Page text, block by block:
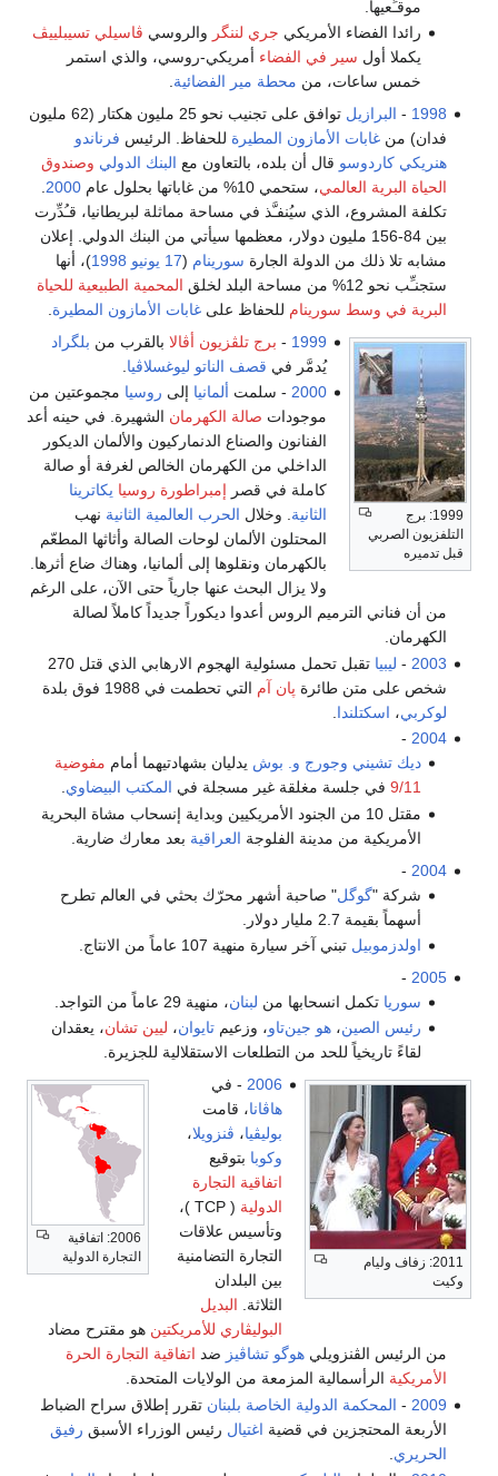
الأمريكيجري لننگروالروسيڤاسيلي تسيبلييڤ
سير في الفضاء أمريكي-روسي، والذي استمر
محطة مير الفضائية
توافق على تجنيب نحو 25 مليون هكتار (62 مليون
الأمازون المطيرةللحفاظ. الرئيسفرناندو
قال أن بلده، بالتعاون معالبنك الدولي وصندوق
العالمي، ستحمي 10% من غاباتها بحلول عام 2000
.
الذي سيُنفـَّذ في مساحة مماثلة لبريطانيا، قـُدِّرت
بين 84-156 مليون دولار، معظمها سيأتي من البنك الدولي. إعلان
من الدولة الجارةسورينام(17 يونيو 1998 )، أنها
المحمية الطبيعية للحياة
سورينامللحفاظ علىغابات الأمازون المطيرة.
1999
-برج تلڤزيون أڤالابالقرب منبلگراد
يُدمَّر في قصف الناتو ليوغسلاڤيا.
2000- سلمتألمانياإلى روسيامجموعتين من
موجوداتصالة الكهرمانالشهيرة. في حينه أعد
الفنانون والصناع الدنماركيون والألمان الديكور
الداخلي من الكهرمان الخالص لغرفة أو صالة
كاملة في قصر إمبراطورة روسيا يكاترينا
الثانية. وخلالالحرب العالمية الثانيةنهب
المحتلون الألمان لوحات الصالة وأثاثها المطعّم
بالكهرمان ونقلوها إلى ألمانيا، وهناك ضاع أثرها.
ولا يزال البحث عنها جارياً حتى الآن، على الرغم
الروس أعدوا ديكوراً جديداً كاملاً لصالة
تقبل تحمل مسئولية الهجوم الارهابي الذي قتل 270
طائرةپان آمالتي تحطمت في 1988 فوق بلدة
وجورج و. بوشيدليان بشهادتيهما أماممفوضية
جلسة مغلقة غير مسجلة فيالمكتب البيضاوي.
مقتل 10 من الجنود الأمريكيين وبداية إنسحاب مشاة البحرية
من مدينة الفلوجةالعراقيةبعد معارك ضارية.
" صاحبة أشهر محرّك بحثي في العالم تطرح
تبني آخر سيارة منهية 107 عاماً من الانتاج.
انسحابها منلبنان، منهية 29 عاماً من التواجد.
هو جين‌تاو، وزعيمتايوان،ليين تشان، يعقدان
للحد من التطلعات الاستقلالية للجزيرة.
2006: اتفاقية
التجارة الدولية
2006- في
هاڤانا
، قامت
بوليڤيا ،ڤنزويلا،
وكوبابتوقيع
اتفاقية التجارة
الدولية
( TCP )‏،
وتأسيس علاقات
التجارة التضامنية
الثلاثة.البديل
البوليڤاري للأمريكتينهو مقترح مضاد
هوگو تشاڤيزضداتفاقية التجارة الحرة
المزمعة من الولايات المتحدة.
الدولية الخاصة بلبنانتقرر إطلاق سراح الضباط
في قضيةاغتيال رئيس الوزراء الأسبقرفيق